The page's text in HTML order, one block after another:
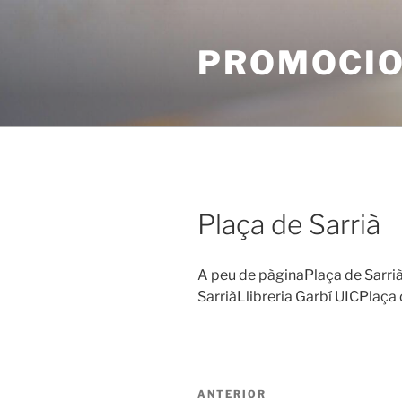
Plaça de Sarrià
A peu de pàginaPlaça de
SarriàLlibreria Garbí UICPlaça
Navegació
Entrada
ANTERIOR